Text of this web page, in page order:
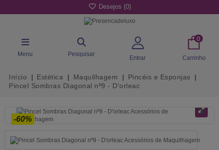
Desejos (0)
Menu Pesquisar
Entrar
0
Carrinho
Início Estética Maquilhagem
Pincéis e Esponjas
Pincel Sombras Diagonal nº9 - D'orleac
-60%